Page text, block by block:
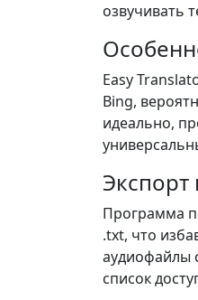
озвучивать
Easy
Bing,
идеально,
Экспорт
Программа
.txt, что
аудиофайлы
список